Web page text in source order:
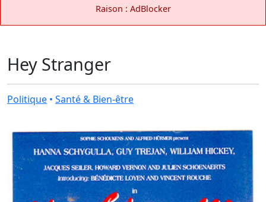
Raison : AdBlocker
Hey Stranger
Politique • Santé & Bien-être